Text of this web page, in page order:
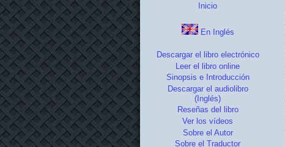
Inicio
En Inglés
Descargar el libro electrónico
Leer el libro online
Sinopsis e Introducción
Descargar el audiolibro
(Inglés)
Reseñas del libro
Ver los vídeos
Sobre el Autor
Sobre el Traductor